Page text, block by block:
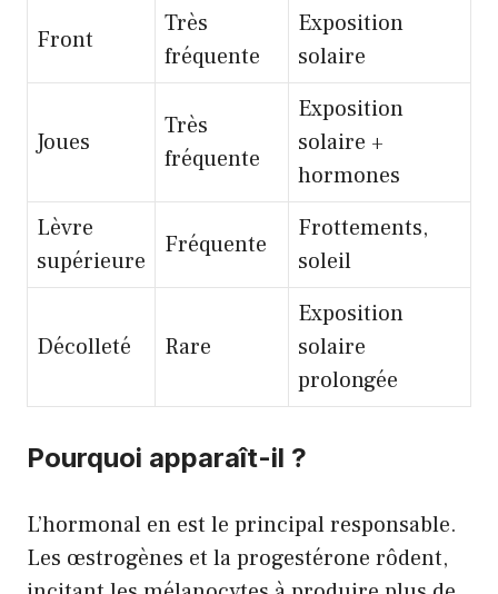
Front
Très
fréquente
Exposition
solaire
Joues
Très
fréquente
Exposition
solaire +
hormones
Lèvre
supérieure
Fréquente
Frottements,
soleil
Décolleté Rare
Exposition
solaire
prolongée
Pourquoi apparaît-il ?
L’hormonal en est le principal responsable.
Les œstrogènes et la progestérone rôdent,